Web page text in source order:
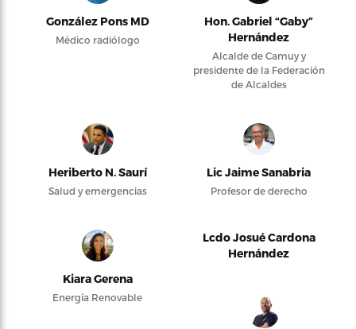
González Pons MD
Médico radiólogo
Hon. Gabriel “Gaby”
Hernández
Alcalde de Camuy y
presidente de la Federación
de Alcaldes
Heriberto N. Saurí
Salud y emergencias
Lic Jaime Sanabria
Profesor de derecho
Kiara Gerena
Energía Renovable
Lcdo Josué Cardona
Hernández